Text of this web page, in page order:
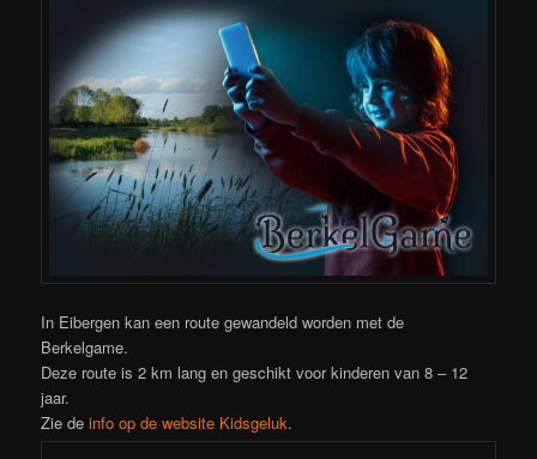
In Eibergen kan een route gewandeld worden met de
Berkelgame.
Deze route is 2 km lang en geschikt voor kinderen van 8 – 12
jaar.
Zie deinfo op de website Kidsgeluk.